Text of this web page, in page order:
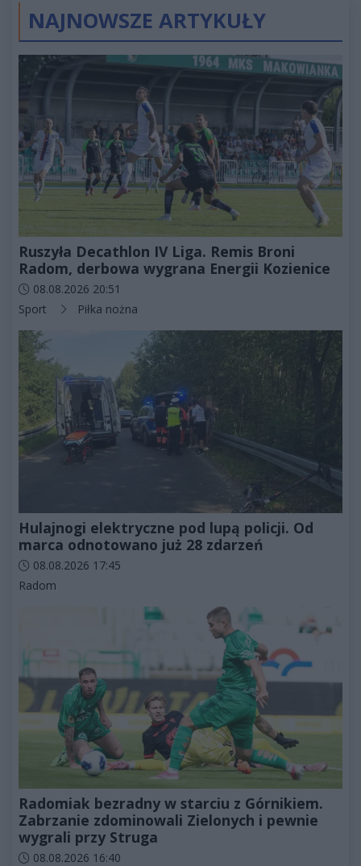
NAJNOWSZE ARTYKUŁY
Ruszyła Decathlon IV Liga. Remis Broni
Radom, derbowa wygrana Energii Kozienice
Data dodania artykułu:
08.08.2026 20:51
Kategorie artykułu:
Sport Piłka nożna
Hulajnogi elektryczne pod lupą policji. Od
marca odnotowano już 28 zdarzeń
Data dodania artykułu:
08.08.2026 17:45
Kategorie artykułu:
Radom
Radomiak bezradny w starciu z Górnikiem.
Zabrzanie zdominowali Zielonych i pewnie
wygrali przy Struga
Data dodania artykułu:
08.08.2026 16:40